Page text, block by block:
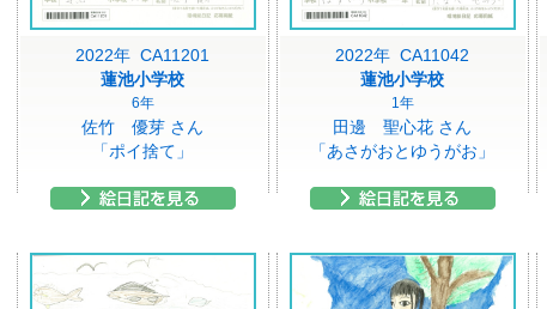
2022年 CA11201
蓮池小学校
6年
佐竹 優芽 さん
「ポイ捨て」
2022年 CA11042
蓮池小学校
1年
田邊 聖心花 さん
「あさがおとゆうがお」